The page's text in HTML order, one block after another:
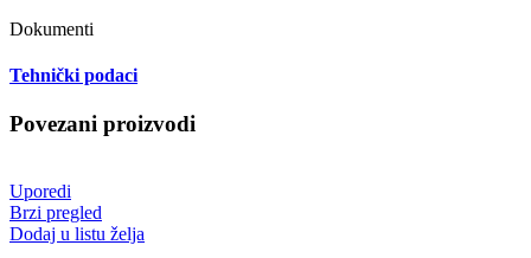
Dokumenti
Tehnički podaci
Povezani proizvodi
Uporedi
Brzi pregled
Dodaj u listu želja